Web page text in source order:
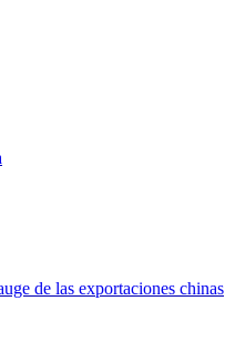
de las exportaciones chinas